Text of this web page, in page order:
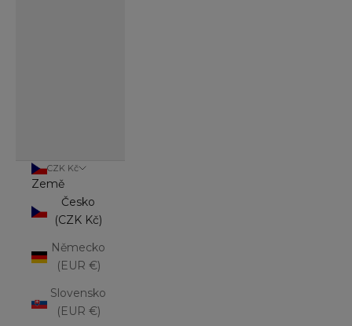
CZK Kč
Země
Česko
(CZK Kč)
Německo
(EUR €)
Slovensko
(EUR €)